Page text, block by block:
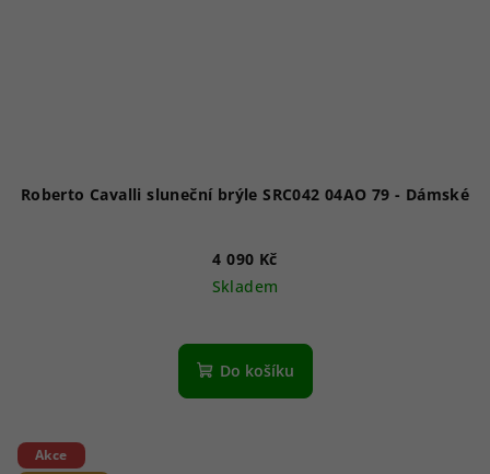
Roberto Cavalli sluneční brýle SRC042 04AO 79 - Dámské
4 090 Kč
Skladem
Do košíku
Akce